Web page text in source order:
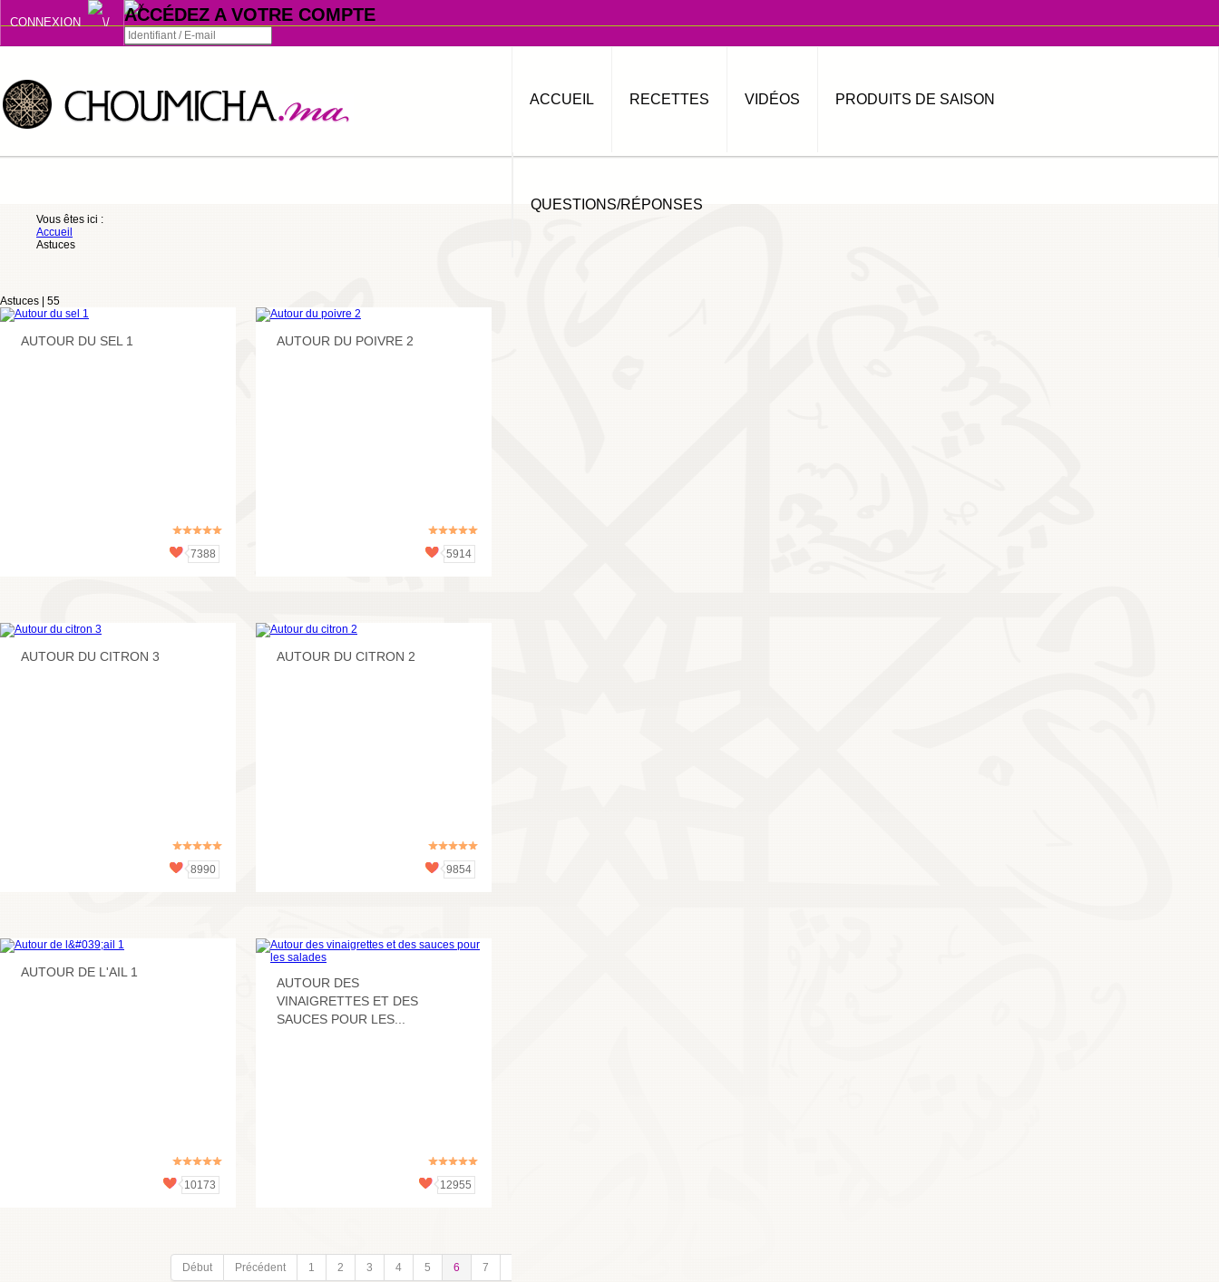
CONNEXION ACCÉDEZ A VOTRE COMPTE
Se souvenir de moi
S'INSCRIRE
ACCUEIL RECETTES VIDÉOS PRODUITS DE SAISON
QUESTIONS/RÉPONSES
Vous êtes ici :
Accueil
Astuces
Astuces | 55
AUTOUR DU SEL 1
7388
AUTOUR DU POIVRE 2
5914
AUTOUR DU CITRON 3
8990
AUTOUR DU CITRON 2
9854
AUTOUR DE L'AIL 1
10173
AUTOUR DES
VINAIGRETTES ET DES
SAUCES POUR LES...
12955
Début Précédent 1 2 3 4 5 6 7